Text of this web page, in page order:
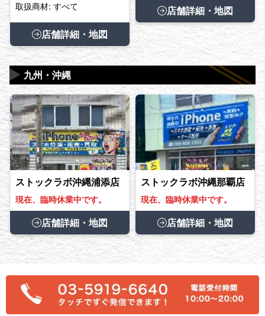
取扱商材: すべて
店舗詳細・地図
店舗詳細・地図
九州・沖縄
▶
ストックラボ沖縄浦添店
現在、臨時休業中です。
店舗詳細・地図
ストックラボ沖縄那覇店
現在、臨時休業中です。
店舗詳細・地図